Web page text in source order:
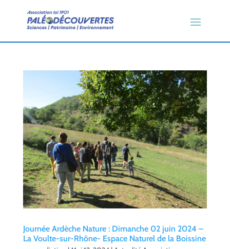
Journée Ardèche Nature : Dimanche 02 juin 2024 –
La Voulte-sur-Rhône- Espace Naturel de la Boissine